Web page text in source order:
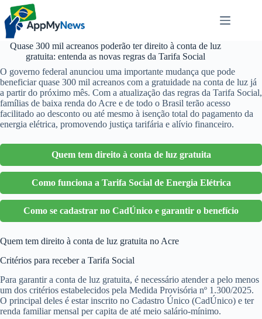
Pular
para
conteúdo
Quase 300 mil acreanos poderão ter direito à conta de luz
gratuita: entenda as novas regras da Tarifa Social
O governo federal anunciou uma importante mudança que pode
beneficiar quase 300 mil acreanos com a gratuidade na conta de luz já
a partir do próximo mês. Com a atualização das regras da Tarifa Social,
famílias de baixa renda do Acre e de todo o Brasil terão acesso
facilitado ao desconto ou até mesmo à isenção total do pagamento da
energia elétrica, promovendo justiça tarifária e alívio financeiro.
Quem tem direito à conta de luz gratuita
Como funciona a Tarifa Social de Energia Elétrica
Como se cadastrar no CadÚnico e garantir o benefício
Quem tem direito à conta de luz gratuita no Acre
Critérios para receber a Tarifa Social
Para garantir a conta de luz gratuita, é necessário atender a pelo menos
um dos critérios estabelecidos pela Medida Provisória nº 1.300/2025.
O principal deles é estar inscrito no Cadastro Único (CadÚnico) e ter
renda familiar mensal per capita de até meio salário-mínimo.